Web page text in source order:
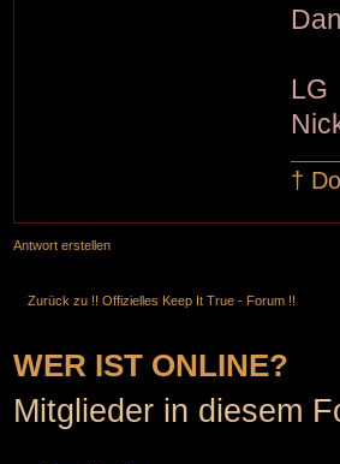
LG
†
Antwort erstellen
Zurück zu !! Offizielles Keep It True - Forum !!
WER IST ONLINE?
Mitglieder in diesem